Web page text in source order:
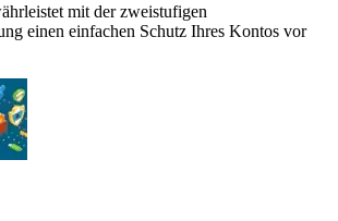
mit der zweistufigen
einen einfachen Schutz Ihres Kontos vor